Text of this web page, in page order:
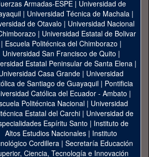
Armadas-ESPE | Universidad de
| Universidad Técnica de Machala|
de Otavalo | Universidad Nacional
| Universidad Estatal de Bolivar
| Escuela Politécnica del Chimborazo |
Universidad San Francisco de Quito |
Estatal Peninsular de Santa Elena|
Casa Grande | Universidad
de Santiago de Guayaquil| Pontificia
Católica del Ecuador - Ambato |
Politécnica Nacional| Universidad
Estatal del Carchi| Universidad de
Espíritu Santo | Instituto de
Altos Estudios Nacionales | Instituto
Cordillera | Secretaría Educación
Ciencia, Tecnología e Innovación